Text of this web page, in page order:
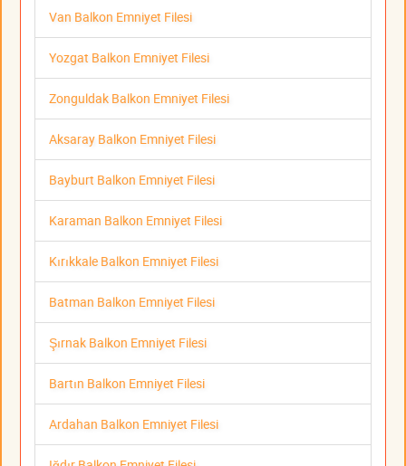
Van Balkon Emniyet Filesi
Yozgat Balkon Emniyet Filesi
Zonguldak Balkon Emniyet Filesi
Aksaray Balkon Emniyet Filesi
Bayburt Balkon Emniyet Filesi
Karaman Balkon Emniyet Filesi
Kırıkkale Balkon Emniyet Filesi
Batman Balkon Emniyet Filesi
Şırnak Balkon Emniyet Filesi
Bartın Balkon Emniyet Filesi
Ardahan Balkon Emniyet Filesi